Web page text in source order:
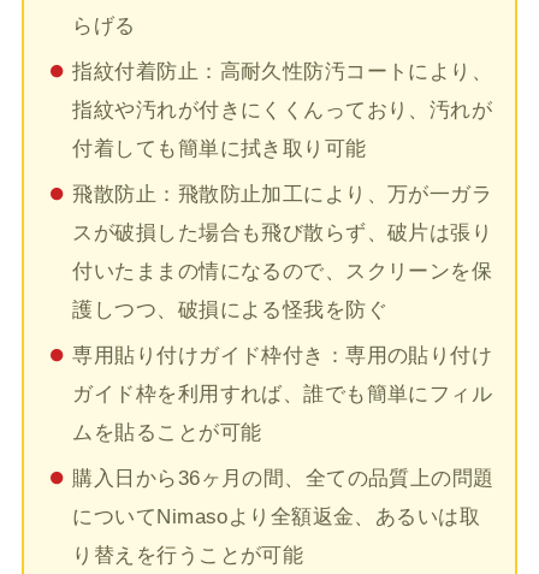
らげる
指紋付着防止：高耐久性防汚コートにより、
指紋や汚れが付きにくくんっており、汚れが
付着しても簡単に拭き取り可能
飛散防止：飛散防止加工により、万が一ガラ
スが破損した場合も飛び散らず、破片は張り
付いたままの情になるので、スクリーンを保
護しつつ、破損による怪我を防ぐ
専用貼り付けガイド枠付き：専用の貼り付け
ガイド枠を利用すれば、誰でも簡単にフィル
ムを貼ることが可能
購入日から36ヶ月の間、全ての品質上の問題
についてNimasoより全額返金、あるいは取
り替えを行うことが可能